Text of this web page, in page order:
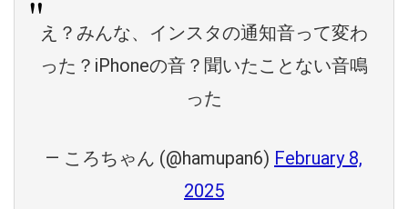
え？みんな、インスタの通知音って変わ
った？iPhoneの音？聞いたことない音鳴
った
— ころちゃん (@hamupan6) February 8,
2025